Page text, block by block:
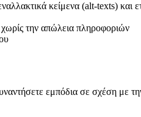
κείμενα (alt-texts) και
την απώλεια πληροφοριών
εμπόδια σε σχέση με